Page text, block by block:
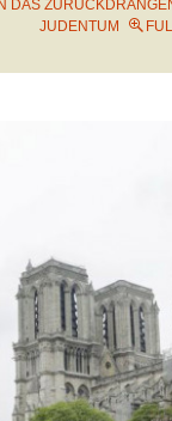
DAS
JUDENTUM